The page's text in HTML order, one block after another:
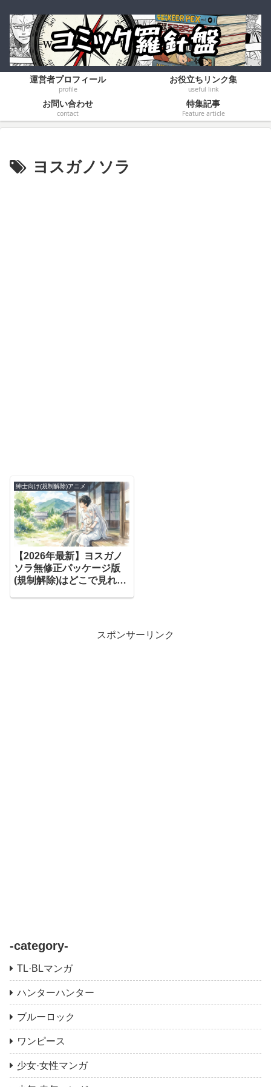
運営者プロフィール
profile
お役立ちリンク集
useful link
お問い合わせ
contact
特集記事
Feature article
ヨスガノソラ
紳士向け(規制解除)アニメ
​【2026年最新】ヨスガノ
ソラ無修正パッケージ版
(規制解除)はどこで見れ
スポンサーリンク
-category-
TL·BLマンガ
ハンターハンター
ブルーロック
ワンピース
少女·女性マンガ